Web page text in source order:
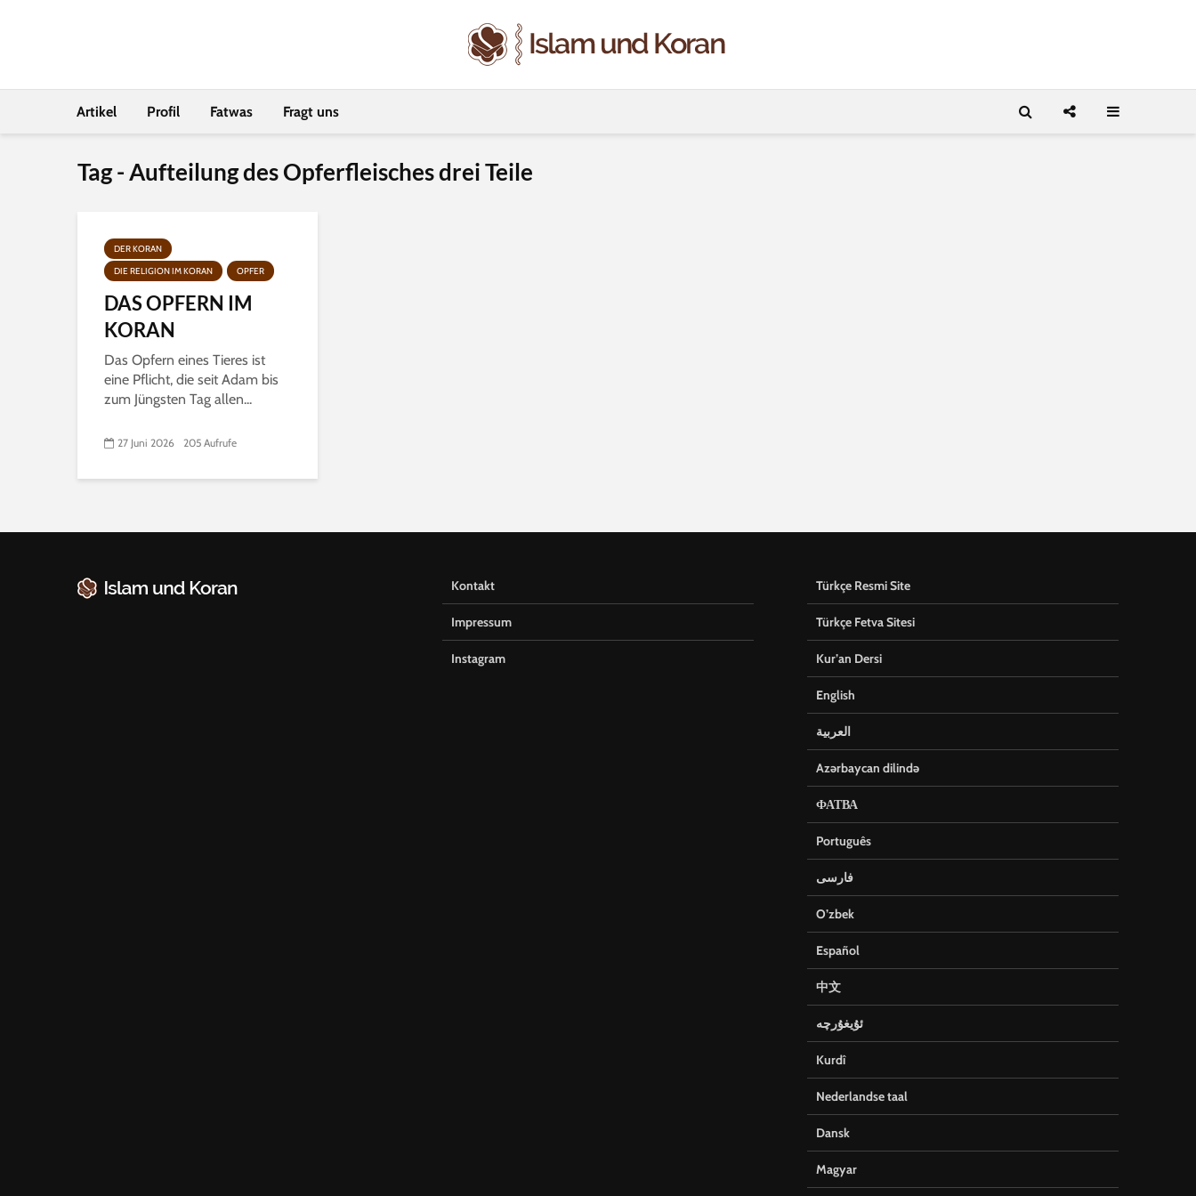
Artikel Profil Fatwas Fragt uns
Tag - Aufteilung des Opferfleisches drei Teile
DER KORAN
DIE RELIGION IM KORAN
OPFER
DAS OPFERN IM
KORAN
Das Opfern eines Tieres ist
eine Pflicht, die seit Adam bis
zum Jüngsten Tag allen...
27 Juni 2026 205 Aufrufe
Kontakt
Impressum
Instagram
Türkçe Resmi Site
Türkçe Fetva Sitesi
Kur’an Dersi
English
العربية
Azərbaycan dilində
ФАТВА
Português
فارسی
O’zbek
Español
中文
ئۇيغۇرچە
Kurdî
Nederlandse taal
Dansk
Magyar